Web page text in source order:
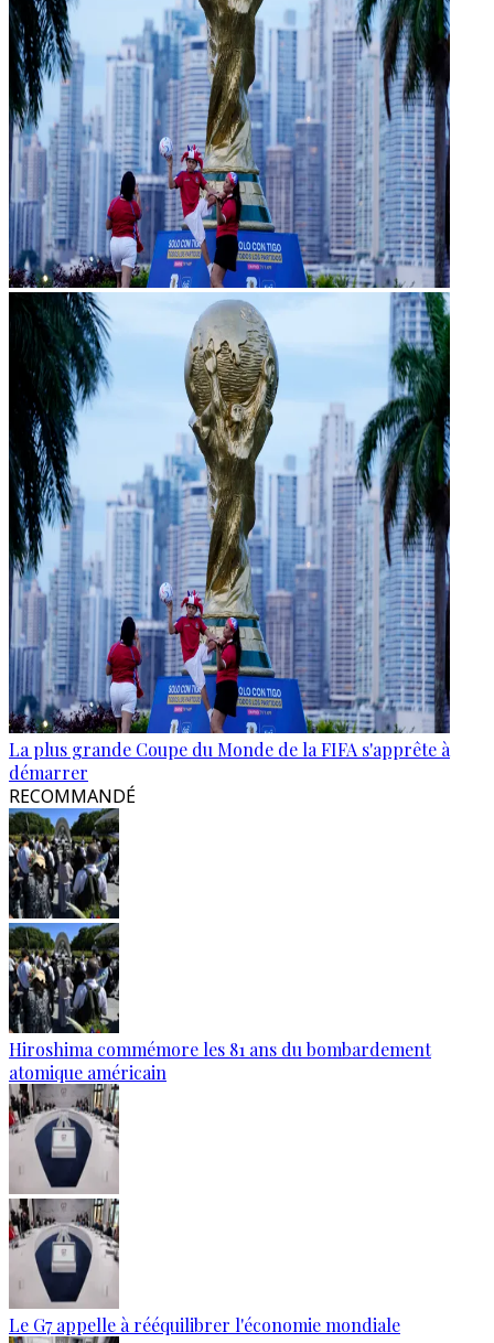
La plus grande Coupe du Monde de la FIFA s'apprête à
démarrer
RECOMMANDÉ
Hiroshima commémore les 81 ans du bombardement
atomique américain
Le G7 appelle à rééquilibrer l'économie mondiale